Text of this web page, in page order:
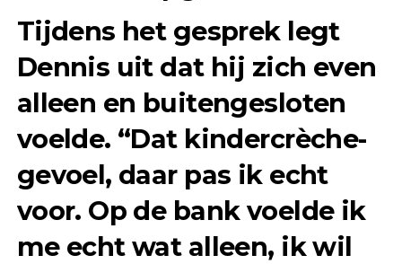
Tijdens het gesprek legt
Dennis uit dat hij zich even
alleen en buitengesloten
voelde. “Dat kindercrèche-
gevoel, daar pas ik echt
voor. Op de bank voelde ik
me echt wat alleen, ik wil